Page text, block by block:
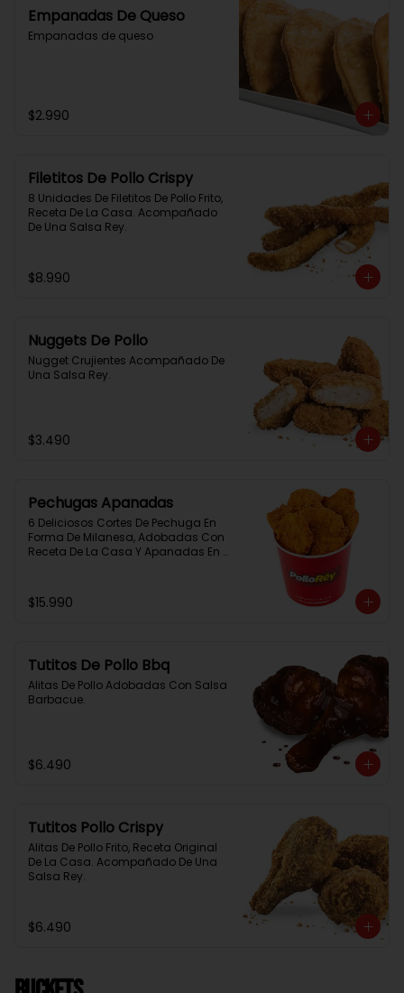
Empanadas De Queso
Empanadas de queso
$2.990
Filetitos De Pollo Crispy
8 Unidades De Filetitos De Pollo Frito,
Receta De La Casa. Acompañado
De Una Salsa Rey.
$8.990
Nuggets De Pollo
Nugget Crujientes Acompañado De
Una Salsa Rey.
$3.490
Pechugas Apanadas
6 Deliciosos Cortes De Pechuga En
Forma De Milanesa, Adobadas Con
Receta De La Casa Y Apanadas En
$15.990
Tutitos De Pollo Bbq
Alitas De Pollo Adobadas Con Salsa
Barbacue.
$6.490
Tutitos Pollo Crispy
Alitas De Pollo Frito, Receta Original
De La Casa. Acompañado De Una
Salsa Rey.
$6.490